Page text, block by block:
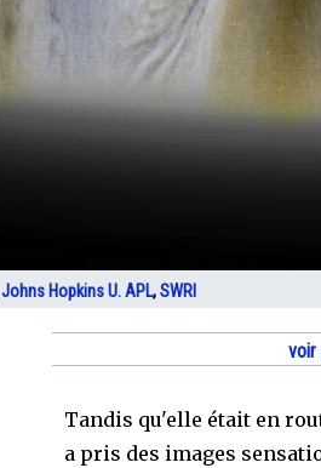
Johns Hopkins U. APL,SWRI
voir
Tandis qu'elle était en
a pris des images